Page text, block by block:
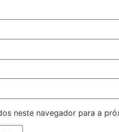
neste navegador para a